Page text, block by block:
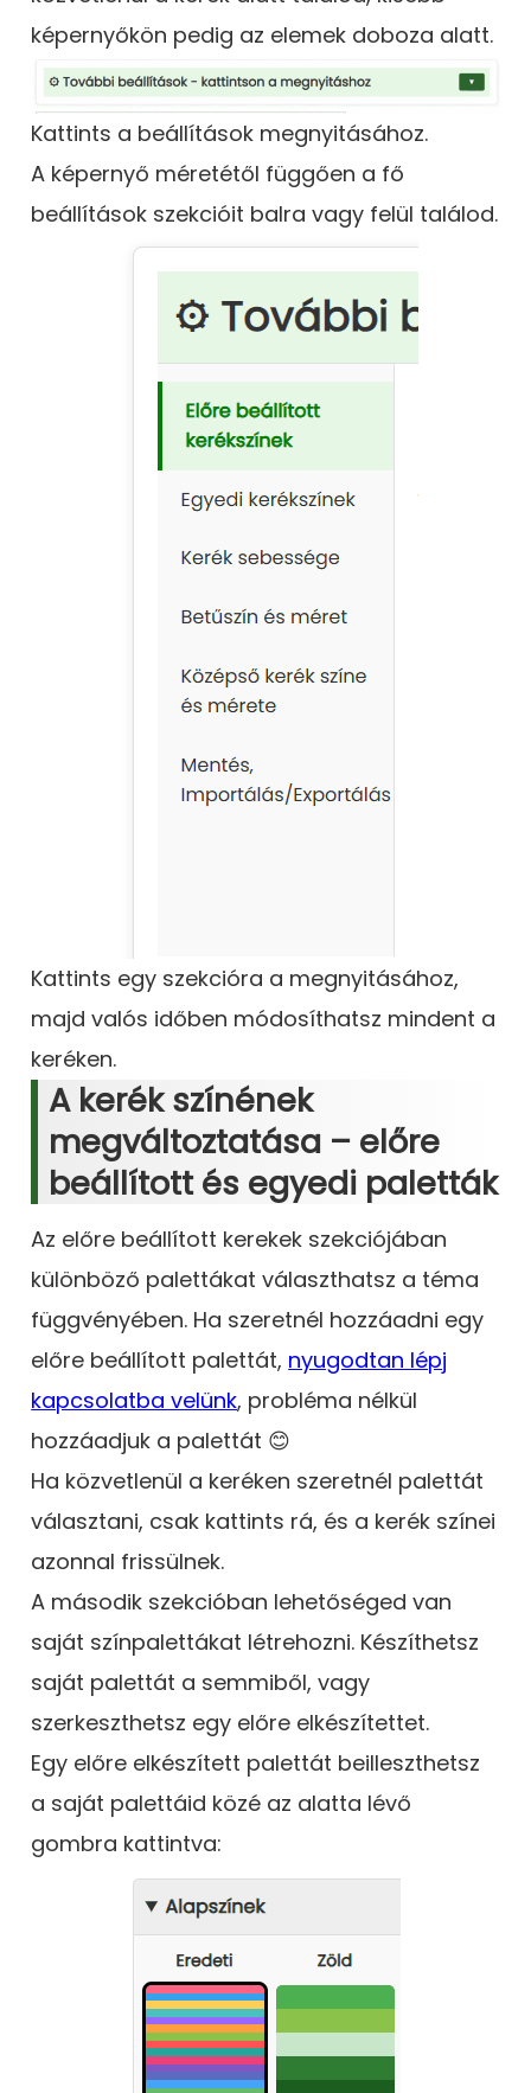
képernyőkön pedig az elemek doboza alatt.
Kattints a beállítások megnyitásához.
A képernyő méretétől függően a fő
beállítások szekcióit balra vagy felül találod.
Kattints egy szekcióra a megnyitásához,
majd valós időben módosíthatsz mindent a
keréken.
A kerék színének
megváltoztatása – előre
beállított és egyedi paletták
Az előre beállított kerekek szekciójában
különböző palettákat választhatsz a téma
függvényében. Ha szeretnél hozzáadni egy
előre beállított palettát, nyugodtan lépj
kapcsolatba velünk, probléma nélkül
hozzáadjuk a palettát 😊
Ha közvetlenül a keréken szeretnél palettát
választani, csak kattints rá, és a kerék színei
azonnal frissülnek.
A második szekcióban lehetőséged van
saját színpalettákat létrehozni. Készíthetsz
saját palettát a semmiből, vagy
szerkeszthetsz egy előre elkészítettet.
Egy előre elkészített palettát beilleszthetsz
a saját palettáid közé az alatta lévő
gombra kattintva: